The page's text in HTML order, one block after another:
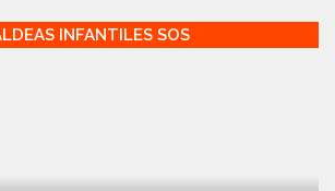
INFANTILES SOS